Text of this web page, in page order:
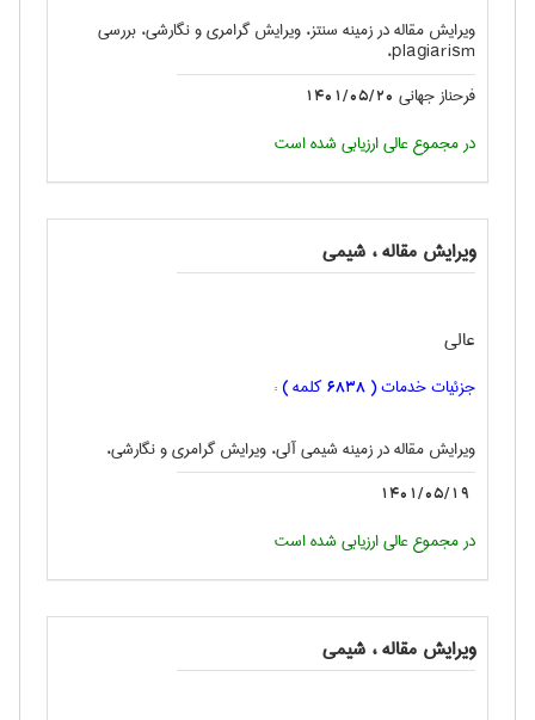
ویرایش مقاله در زمینه سنتز، ویرایش گرامری و نگارشی، بررسی
plagiarism،
فرحناز جهانی 1401/05/20
در مجموع عالی ارزیابی شده است
ویرایش مقاله ، شيمی
عالی
جزئیات خدمات ( 6838 کلمه ) :
ویرایش مقاله در زمینه شیمی آلی، ویرایش گرامری و نگارشی،
1401/05/19
در مجموع عالی ارزیابی شده است
ویرایش مقاله ، شيمی